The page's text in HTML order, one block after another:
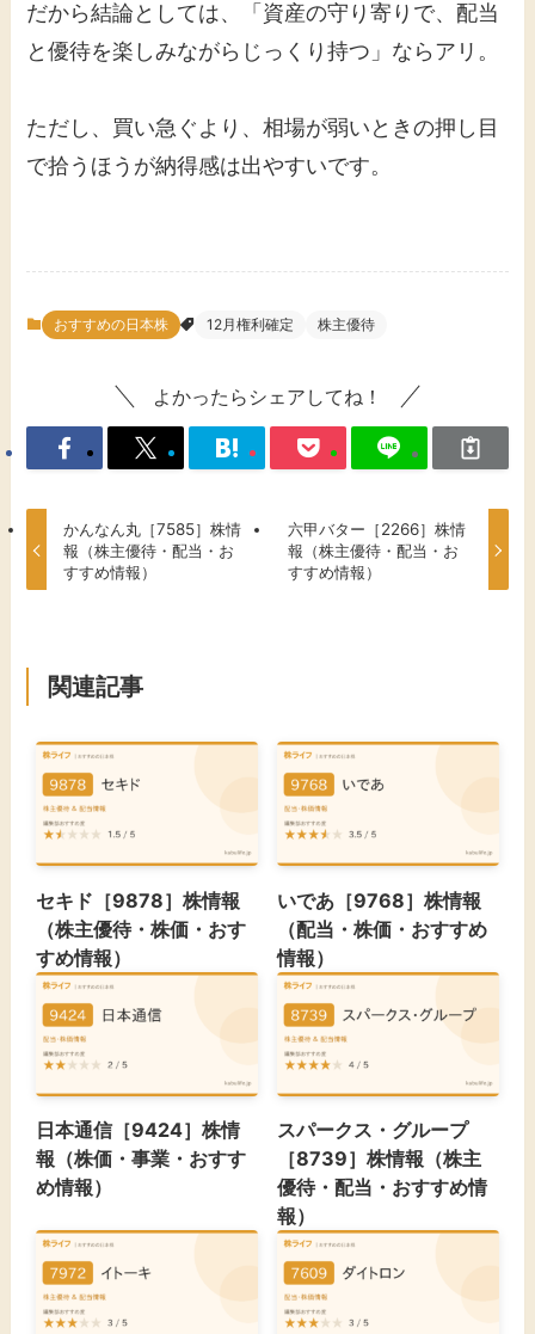
だから結論としては、「資産の守り寄りで、配当
と優待を楽しみながらじっくり持つ」ならアリ。
ただし、買い急ぐより、相場が弱いときの押し目
で拾うほうが納得感は出やすいです。
おすすめの日本株 12月権利確定 株主優待
よかったらシェアしてね！
かんなん丸［7585］株情
報（株主優待・配当・お
すすめ情報）
六甲バター［2266］株情
報（株主優待・配当・お
すすめ情報）
関連記事
セキド［9878］株情報
（株主優待・株価・おす
すめ情報）
いであ［9768］株情報
（配当・株価・おすすめ
情報）
日本通信［9424］株情
報（株価・事業・おすす
め情報）
スパークス・グループ
［8739］株情報（株主
優待・配当・おすすめ情
報）